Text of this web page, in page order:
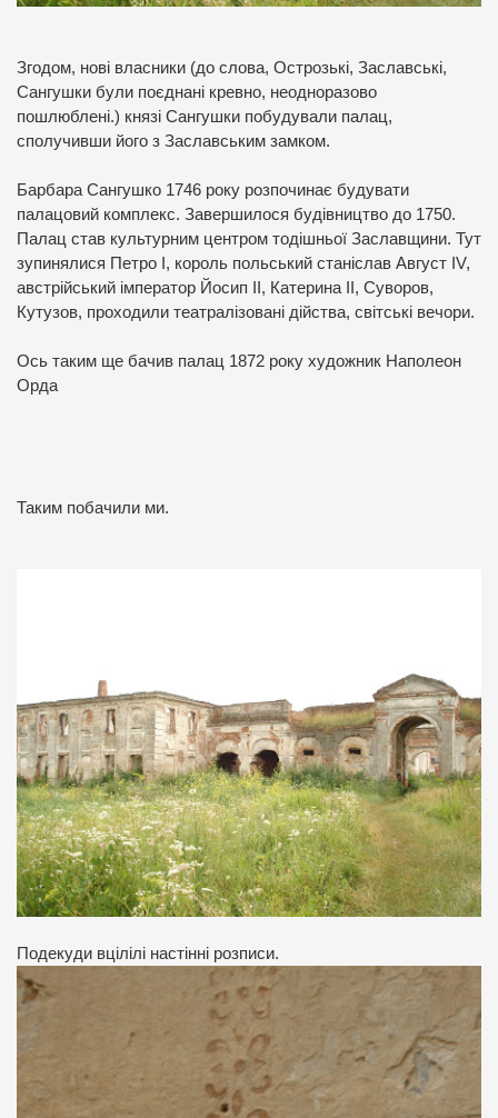
Згодом, нові власники (до слова, Острозькі, Заславські,
Сангушки були поєднані кревно, неодноразово
пошлюблені.) князі Сангушки побудували палац,
сполучивши його з Заславським замком.
Барбара Сангушко 1746 року розпочинає будувати
палацовий комплекс. Завершилося будівництво до 1750.
Палац став культурним центром тодішньої Заславщини. Тут
зупинялися Петро І, король польський станіслав Август IV,
австрійський імператор Йосип ІІ, Катерина ІІ, Суворов,
Кутузов, проходили театралізовані дійства, світські вечори.
Ось таким ще бачив палац 1872 року художник Наполеон
Орда
Таким побачили ми.
Подекуди вцілілі настінні розписи.